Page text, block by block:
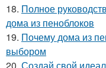
18. Полное
дома из пеноблоков
19. Почему дома из
выбором